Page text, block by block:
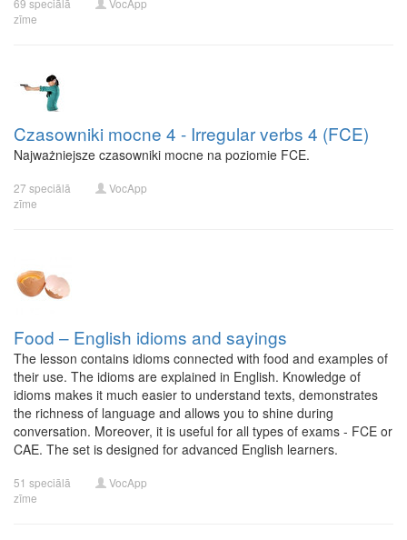
69 speciālā
zīme
VocApp
Czasowniki mocne 4 - Irregular verbs 4 (FCE)
Najważniejsze czasowniki mocne na poziomie FCE.
27 speciālā
zīme
VocApp
Food – English idioms and sayings
The lesson contains idioms connected with food and examples of
their use. The idioms are explained in English. Knowledge of
idioms makes it much easier to understand texts, demonstrates
the richness of language and allows you to shine during
conversation. Moreover, it is useful for all types of exams - FCE or
CAE. The set is designed for advanced English learners.
51 speciālā
zīme
VocApp